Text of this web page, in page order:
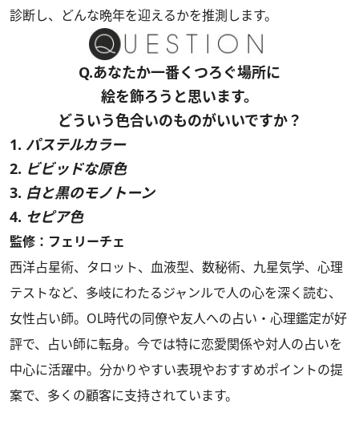
診断し、どんな晩年を迎えるかを推測します。
Q.あなたか一番くつろぐ場所に
絵を飾ろうと思います。
どういう色合いのものがいいですか？
1. パステルカラー
2. ビビッドな原色
3. 白と黒のモノトーン
4. セピア色
監修：フェリーチェ
西洋占星術、タロット、血液型、数秘術、九星気学、心理
テストなど、多岐にわたるジャンルで人の心を深く読む、
女性占い師。OL時代の同僚や友人への占い・心理鑑定が好
評で、占い師に転身。今では特に恋愛関係や対人の占いを
中心に活躍中。分かりやすい表現やおすすめポイントの提
案で、多くの顧客に支持されています。